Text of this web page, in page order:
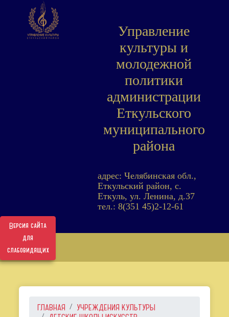
Версия сайта
для
слабовидящих
Управление
культуры и
молодежной
политики
администрации
Еткульского
муниципального
района
адрес: Челябинская обл.,
Еткульский район, с.
Еткуль, ул. Ленина, д.37
тел.: 8(351 45)2-12-61
ГЛАВНАЯ
УЧРЕЖДЕНИЯ КУЛЬТУРЫ